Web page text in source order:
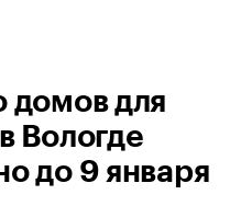
домов для
Вологде
до 9 января